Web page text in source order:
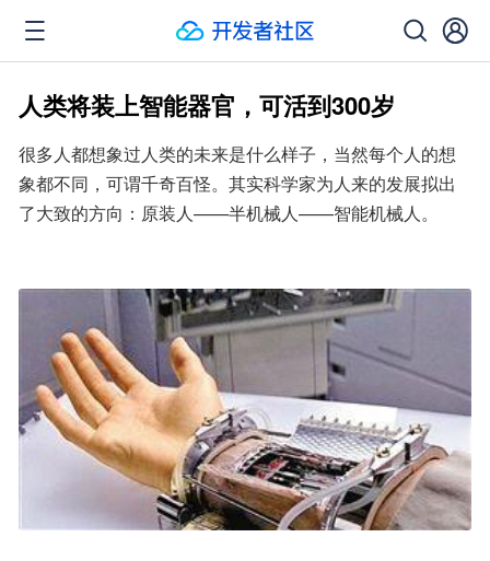
人类将装上智能器官，可活到300岁
很多人都想象过人类的未来是什么样子，当然每个人的想
象都不同，可谓千奇百怪。其实科学家为人来的发展拟出
了大致的方向：原装人——半机械人——智能机械人。